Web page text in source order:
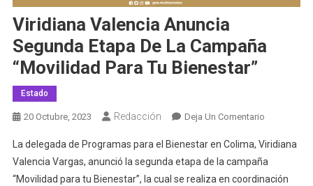
Viridiana Valencia Anuncia
Segunda Etapa De La Campaña
“Movilidad Para Tu Bienestar”
Estado
20 Octubre, 2023 Redacción Deja Un ComentarioEn
Valencia
Anuncia
Segunda
La delegada de Programas para el Bienestar en Colima, Viridiana
Valencia Vargas, anunció la segunda etapa de la campaña
“Movilidad para tu Bienestar”, la cual se realiza en coordinación